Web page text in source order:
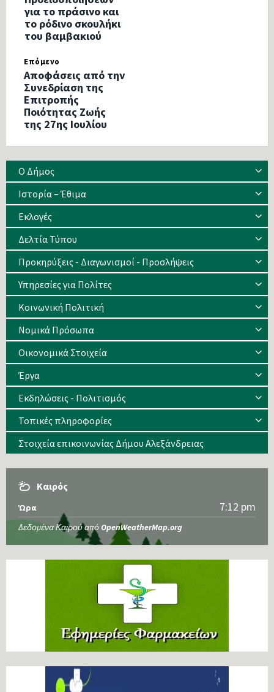
για το πράσινο και
το ρόδινο σκουλήκι
του βαμβακιού
Επόμενο
Αποφάσεις από την
Συνεδρίαση της
Επιτροπής
Ποιότητας Ζωής
της 27ης Ιουλίου
Ο Δήμος
Ιστορία – Έθιμα
Eκλογές
Δελτία Τύπου
Προκηρύξεις - Διαγωνισμοί - Προσλήψεις
Υπηρεσίες για Πολίτες
Κοινωνική Πολιτική
Νομικά Πρόσωπα
Οικονομικά Στοιχεία
Έργα
Εκδηλώσεις - Πολιτισμός
Τοπικές πληροφορίες
Στοιχεία επικοινωνίας Δήμου Αλεξάνδρειας
Καιρός
Ώρα 7:12 pm
Δεδομένα Καιρού από OpenWeatherMap.org